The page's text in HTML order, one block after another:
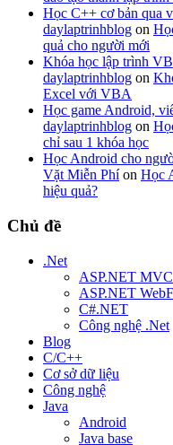
Học C++ cơ bản qua
daylaptrinhblog on
quả cho người mới
Khóa học lập trình
daylaptrinhblog on
Excel với VBA
Học game Android,
daylaptrinhblog on
chỉ sau 1 khóa học
Học Android cho
Vặt Miễn Phíon Học
hiệu quả?
Chủ đề
.Net
ASP.NET MVC
ASP.NET
C#.NET
Công nghệ .Net
Blog
C/C++
Cơ sở dữ liệu
Công nghệ
Java
Android
Java base